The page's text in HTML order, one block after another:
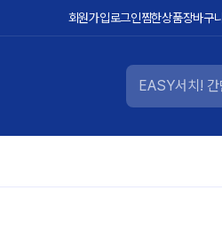
회원가입로그인찜한상품장바구니